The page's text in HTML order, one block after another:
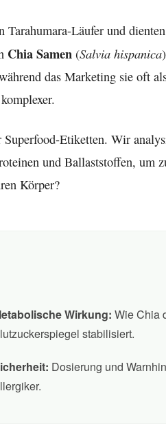
Läufer und
Chia Samen (Salvia hispanica
das Marketing sie oft
Etiketten. Wir
und Ballaststoffen, um
Körper?
Wirkung: Wie Chia
stabilisiert.
Dosierung und